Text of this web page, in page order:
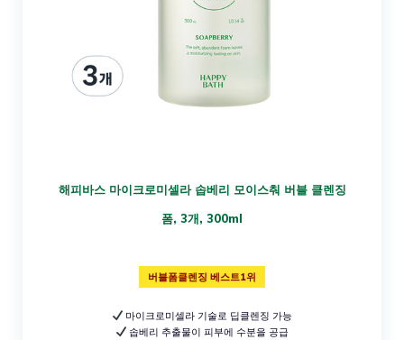
해피바스 마이크로미셀라 솝베리 모이스춰 버블 클렌징
폼, 3개, 300ml
버블폼클렌징 베스트1위
마이크로미셀라 기술로 딥클렌징 가능
솝베리 추출물이 피부에 수분을 공급